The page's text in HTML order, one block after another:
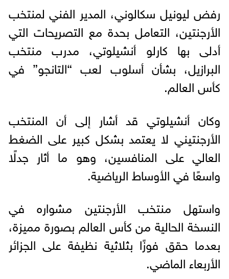
رفض ليونيل سكالوني، المدير الفني لمنتخب
الأرجنتين، التعامل بحدة مع التصريحات التي
أدلى بها كارلو أنشيلوتي، مدرب منتخب
البرازيل، بشأن أسلوب لعب “التانجو” في
كأس العالم.
وكان أنشيلوتي قد أشار إلى أن المنتخب
الأرجنتيني لا يعتمد بشكل كبير على الضغط
العالي على المنافسين، وهو ما أثار جدلًا
واسعًا في الأوساط الرياضية.
واستهل منتخب الأرجنتين مشواره في
النسخة الحالية من كأس العالم بصورة مميزة،
بعدما حقق فوزًا بثلاثية نظيفة على الجزائر
الأربعاء الماضي.